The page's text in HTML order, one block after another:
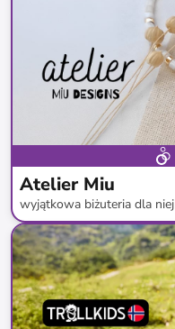
Atelier Miu
wyjątkowa biżuteria dla niej
do-82%*